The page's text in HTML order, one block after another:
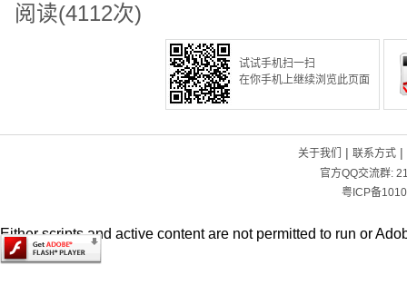
阅读(4112次)
试试手机扫一扫
在你手机上继续浏览此页面
关于我们 | 联系方式|
官方QQ交流群:
粤ICP备
Either scripts and active content are not permitted to run or